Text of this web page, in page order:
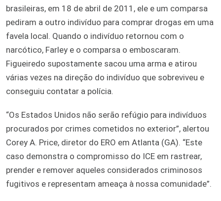
brasileiras, em 18 de abril de 2011, ele e um comparsa
pediram a outro indivíduo para comprar drogas em uma
favela local. Quando o indivíduo retornou com o
narcótico, Farley e o comparsa o emboscaram.
Figueiredo supostamente sacou uma arma e atirou
várias vezes na direção do indivíduo que sobreviveu e
conseguiu contatar a polícia.
“Os Estados Unidos não serão refúgio para indivíduos
procurados por crimes cometidos no exterior”, alertou
Corey A. Price, diretor do ERO em Atlanta (GA). “Este
caso demonstra o compromisso do ICE em rastrear,
prender e remover aqueles considerados criminosos
fugitivos e representam ameaça à nossa comunidade”.